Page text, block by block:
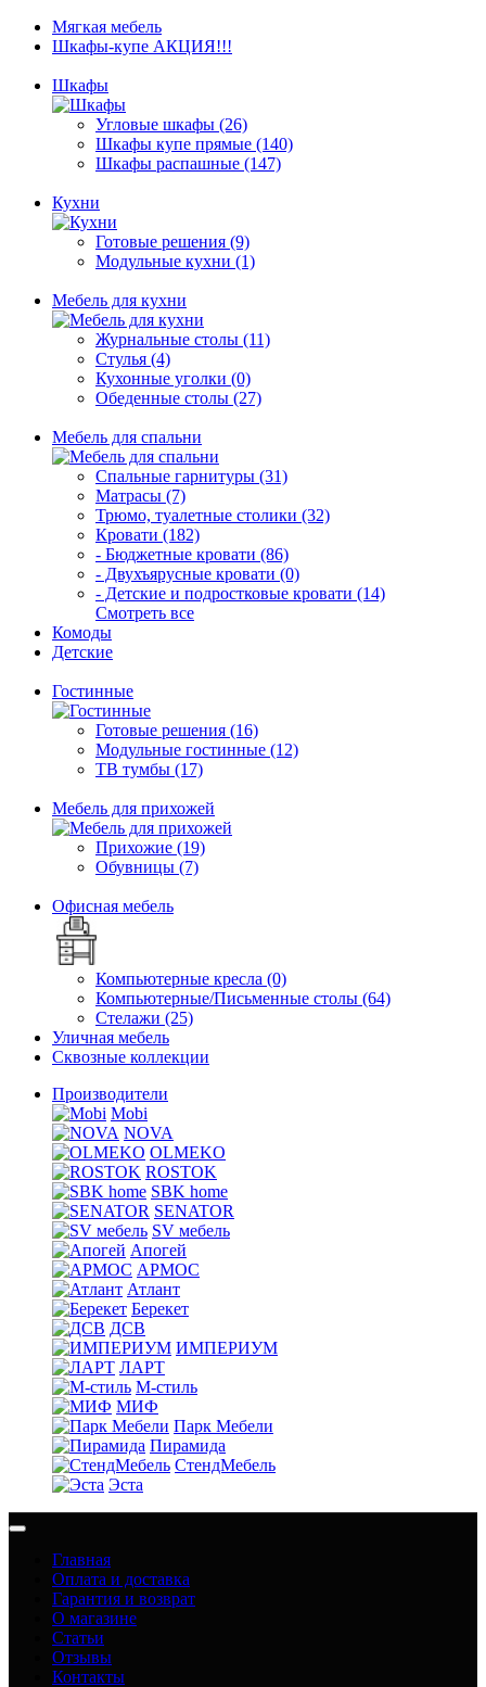
Мягкая мебель
Шкафы-купе АКЦИЯ!!!
Шкафы
Угловые шкафы (26)
Шкафы купе прямые (140)
Шкафы распашные (147)
Кухни
Готовые решения (9)
Модульные кухни (1)
Мебель для кухни
Журнальные столы (11)
Стулья (4)
Кухонные уголки (0)
Обеденные столы (27)
Мебель для спальни
Спальные гарнитуры (31)
Матрасы (7)
Трюмо, туалетные столики (32)
Кровати (182)
- Бюджетные кровати (86)
- Двухъярусные кровати (0)
- Детские и подростковые кровати (14)
Смотреть все
Комоды
Детские
Гостинные
Готовые решения (16)
Модульные гостинные (12)
ТВ тумбы (17)
Мебель для прихожей
Прихожие (19)
Обувницы (7)
Офисная мебель
Компьютерные кресла (0)
Компьютерные/Письменные столы (64)
Стелажи (25)
Уличная мебель
Сквозные коллекции
Производители
Mobi
NOVA
OLMEKO
ROSTOK
SBK home
SENATOR
SV мебель
Апогей
АРМОС
Атлант
Берекет
ДСВ
ИМПЕРИУМ
ЛАРТ
М-стиль
МИФ
Парк Мебели
Пирамида
СтендМебель
Эста
Главная
Оплата и доставка
Гарантия и возврат
О магазине
Статьи
Отзывы
Контакты